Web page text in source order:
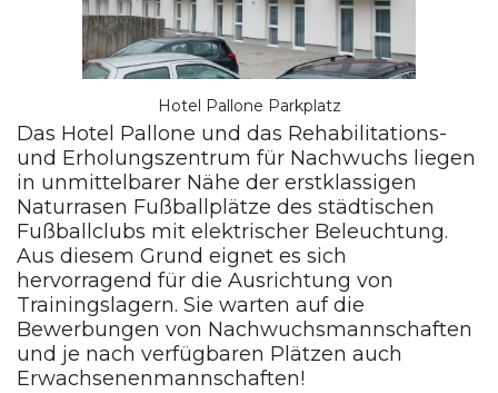
Hotel Pallone Parkplatz
Das Hotel Pallone und das Rehabilitations-
und Erholungszentrum für Nachwuchs liegen
in unmittelbarer Nähe der erstklassigen
Naturrasen Fußballplätze des städtischen
Fußballclubs mit elektrischer Beleuchtung.
Aus diesem Grund eignet es sich
hervorragend für die Ausrichtung von
Trainingslagern. Sie warten auf die
Bewerbungen von Nachwuchsmannschaften
und je nach verfügbaren Plätzen auch
Erwachsenenmannschaften!